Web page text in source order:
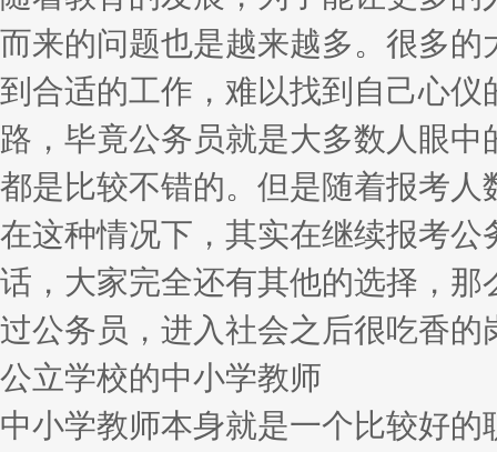
而来的问题也是越来越多。很多
到合适的工作，难以找到自己心
路，毕竟公务员就是大多数人眼
都是比较不错的。但是随着报考
在这种情况下，其实在继续报考
话，大家完全还有其他的选择，
过公务员，进入社会之后很吃香
公立学校的中小学教师
中小学教师本身就是一个比较好